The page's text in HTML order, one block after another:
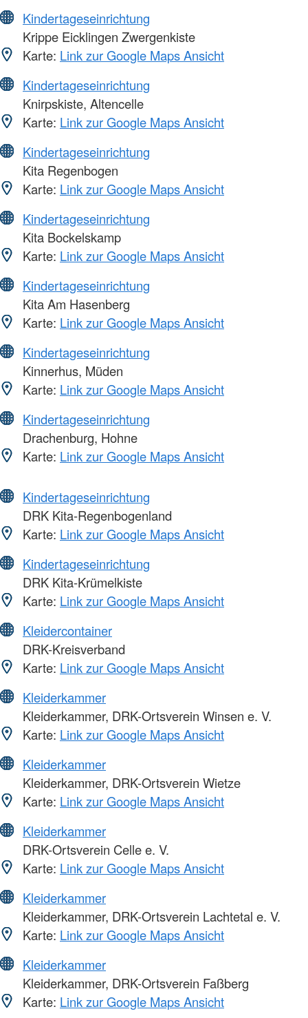
Kindertageseinrichtung
Krippe Eicklingen Zwergenkiste
Karte: Link zur Google Maps Ansicht
Kindertageseinrichtung
Knirpskiste, Altencelle
Karte: Link zur Google Maps Ansicht
Kindertageseinrichtung
Kita Regenbogen
Karte: Link zur Google Maps Ansicht
Kindertageseinrichtung
Kita Bockelskamp
Karte: Link zur Google Maps Ansicht
Kindertageseinrichtung
Kita Am Hasenberg
Karte: Link zur Google Maps Ansicht
Kindertageseinrichtung
Kinnerhus, Müden
Karte: Link zur Google Maps Ansicht
Kindertageseinrichtung
Drachenburg, Hohne
Karte: Link zur Google Maps Ansicht
Kindertageseinrichtung
DRK Kita-Regenbogenland
Karte: Link zur Google Maps Ansicht
Kindertageseinrichtung
DRK Kita-Krümelkiste
Karte: Link zur Google Maps Ansicht
Kleidercontainer
DRK-Kreisverband
Karte: Link zur Google Maps Ansicht
Kleiderkammer
Kleiderkammer, DRK-Ortsverein Winsen e. V.
Karte: Link zur Google Maps Ansicht
Kleiderkammer
Kleiderkammer, DRK-Ortsverein Wietze
Karte: Link zur Google Maps Ansicht
Kleiderkammer
DRK-Ortsverein Celle e. V.
Karte: Link zur Google Maps Ansicht
Kleiderkammer
Kleiderkammer, DRK-Ortsverein Lachtetal e. V.
Karte: Link zur Google Maps Ansicht
Kleiderkammer
Kleiderkammer, DRK-Ortsverein Faßberg
Karte: Link zur Google Maps Ansicht